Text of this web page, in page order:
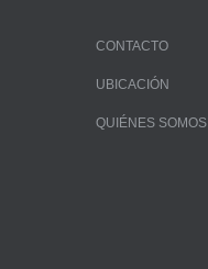
CONTACTO
UBICACIÓN
QUIÉNES SOMOS